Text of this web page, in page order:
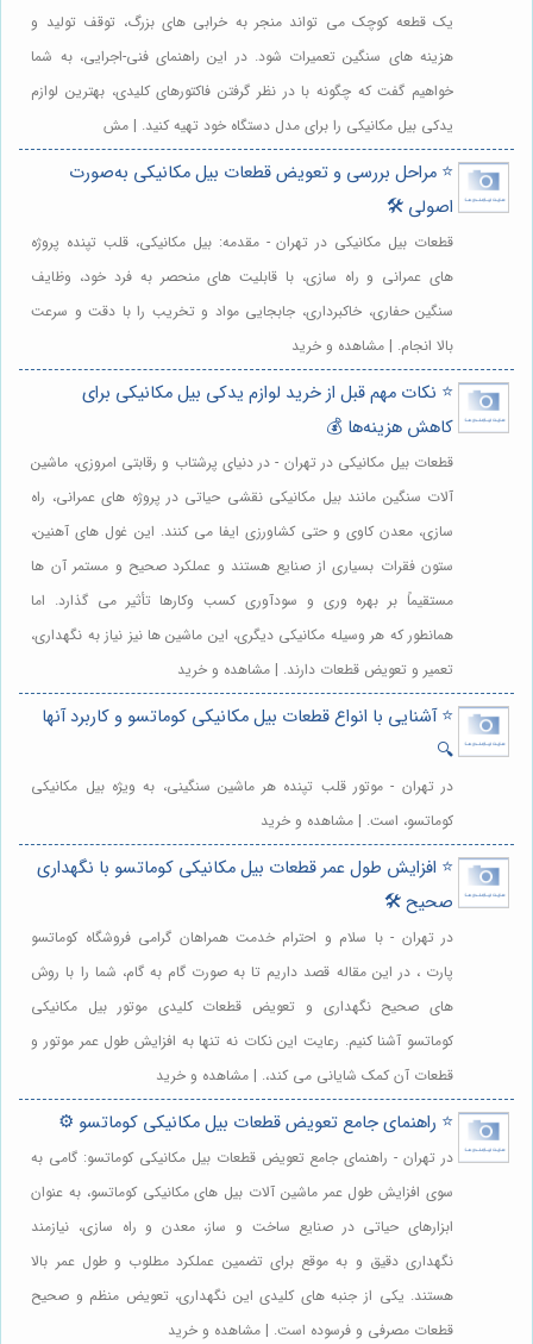
یک قطعه کوچک می تواند منجر به خرابی های بزرگ، توقف تولید و
هزینه های سنگین تعمیرات شود. در این راهنمای فنی-اجرایی، به شما
خواهیم گفت که چگونه با در نظر گرفتن فاکتورهای کلیدی، بهترین لوازم
یدکی بیل مکانیکی را برای مدل دستگاه خود تهیه کنید. | مش
⭐️ مراحل بررسی و تعویض قطعات بیل مکانیکی به‌صورت
اصولی 🛠️
قطعات بیل مکانیکی در تهران - مقدمه: بیل مکانیکی، قلب تپنده پروژه
های عمرانی و راه سازی، با قابلیت های منحصر به فرد خود، وظایف
سنگین حفاری، خاکبرداری، جابجایی مواد و تخریب را با دقت و سرعت
بالا انجام. | مشاهده و خرید
⭐️ نکات مهم قبل از خرید لوازم یدکی بیل مکانیکی برای
کاهش هزینه‌ها 💰
قطعات بیل مکانیکی در تهران - در دنیای پرشتاب و رقابتی امروزی، ماشین
آلات سنگین مانند بیل مکانیکی نقشی حیاتی در پروژه های عمرانی، راه
سازی، معدن کاوی و حتی کشاورزی ایفا می کنند. این غول های آهنین،
ستون فقرات بسیاری از صنایع هستند و عملکرد صحیح و مستمر آن ها
مستقیماً بر بهره وری و سودآوری کسب وکارها تأثیر می گذارد. اما
همانطور که هر وسیله مکانیکی دیگری، این ماشین ها نیز نیاز به نگهداری،
تعمیر و تعویض قطعات دارند. | مشاهده و خرید
⭐️ آشنایی با انواع قطعات بیل مکانیکی کوماتسو و کاربرد آنها
🔍
در تهران - موتور قلب تپنده هر ماشین سنگینی، به ویژه بیل مکانیکی
کوماتسو، است. | مشاهده و خرید
⭐️ افزایش طول عمر قطعات بیل مکانیکی کوماتسو با نگهداری
صحیح 🛠️
در تهران - با سلام و احترام خدمت همراهان گرامی فروشگاه کوماتسو
پارت ، در این مقاله قصد داریم تا به صورت گام به گام، شما را با روش
های صحیح نگهداری و تعویض قطعات کلیدی موتور بیل مکانیکی
کوماتسو آشنا کنیم. رعایت این نکات نه تنها به افزایش طول عمر موتور و
قطعات آن کمک شایانی می کند،. | مشاهده و خرید
⭐️ راهنمای جامع تعویض قطعات بیل مکانیکی کوماتسو ⚙️
در تهران - راهنمای جامع تعویض قطعات بیل مکانیکی کوماتسو: گامی به
سوی افزایش طول عمر ماشین آلات بیل های مکانیکی کوماتسو، به عنوان
ابزارهای حیاتی در صنایع ساخت و ساز، معدن و راه سازی، نیازمند
نگهداری دقیق و به موقع برای تضمین عملکرد مطلوب و طول عمر بالا
هستند. یکی از جنبه های کلیدی این نگهداری، تعویض منظم و صحیح
قطعات مصرفی و فرسوده است. | مشاهده و خرید